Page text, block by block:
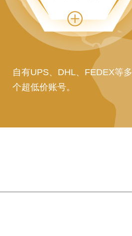
自有UPS、DHL、FEDEX等多
个超低价账号。